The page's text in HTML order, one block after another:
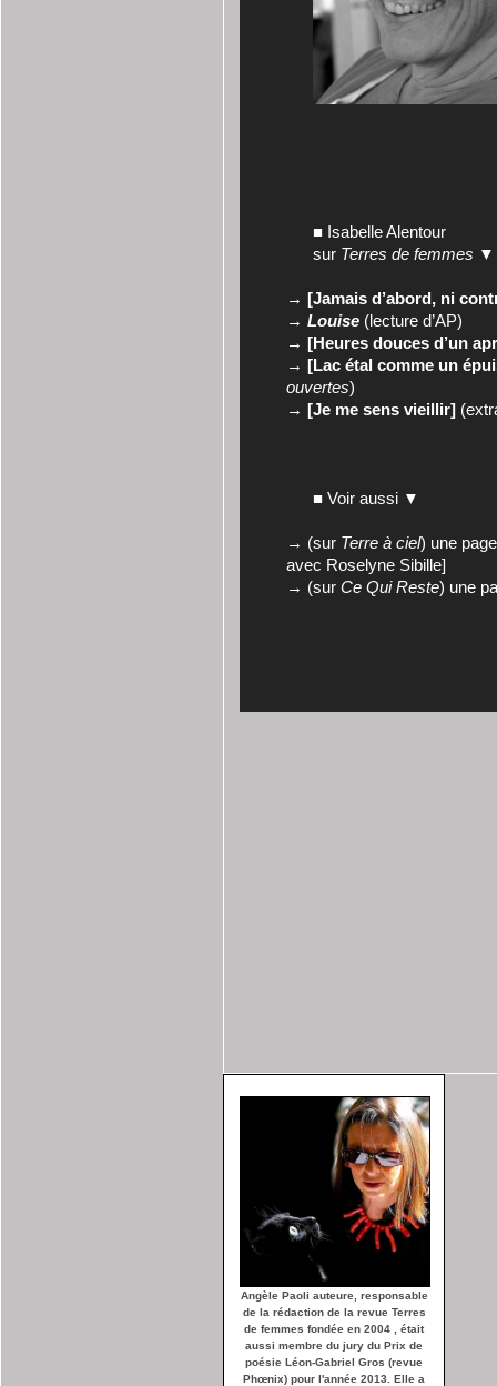
■ Isabelle Alentour
sur Terres de femmes ▼
→ [Jamais d’abord, ni
→ Louise (lecture d’AP)
→ [Heures douces d’un
→ [Lac étal comme un
ouvertes)
→ [Je me sens vieillir]
■ Voir aussi ▼
→ (sur Terre à ciel) une
avec Roselyne Sibille]
→ (sur Ce Qui Reste) une
Angèle Paoli auteure, responsable
de la rédaction de la revue Terres
de femmes fondée en 2004 , était
aussi membre du jury du Prix de
poésie Léon-Gabriel Gros (revue
Phœnix) pour l'année 2013. Elle a